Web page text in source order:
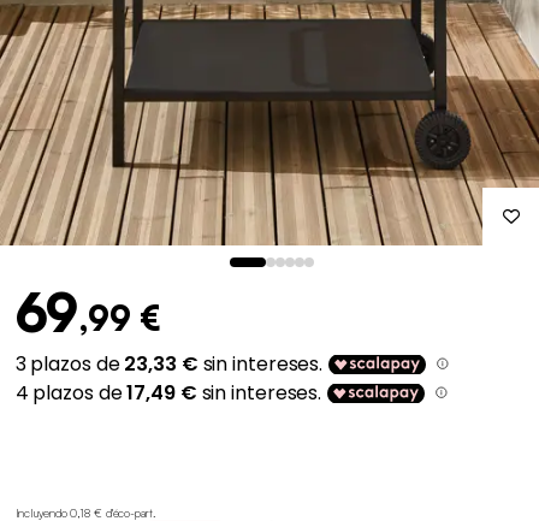
69,99 €
Incluyendo 0,18 € d'éco-part.